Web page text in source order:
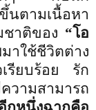
นตามเนื้อหา
ชาติของ “โอ
าใช้ชีวิตต่าง
รียบร้อย รัก
ามสามารถ